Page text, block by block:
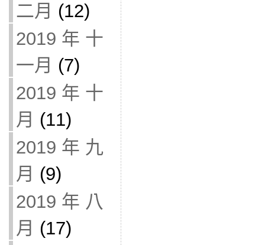
二月 (12)
2019 年 十
一月 (7)
2019 年 十
月 (11)
2019 年 九
月 (9)
2019 年 八
月 (17)